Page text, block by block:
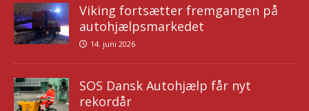
Viking fortsætter fremgangen på
autohjælpsmarkedet
14. juni 2026
SOS Dansk Autohjælp får nyt
rekordår